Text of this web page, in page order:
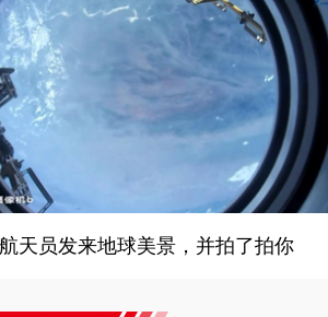
航天员发来地球美景，并拍了拍你